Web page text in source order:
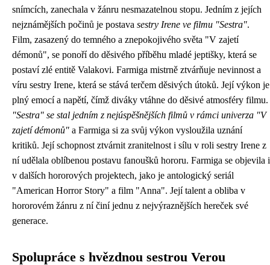
snímcích, zanechala v žánru nesmazatelnou stopu. Jedním z jejích
nejznámějších počinů je postava sestry Irene ve filmu "Sestra".
Film, zasazený do temného a znepokojivého světa "V zajetí
démonů", se ponoří do děsivého příběhu mladé jeptišky, která se
postaví zlé entitě Valakovi. Farmiga mistrně ztvárňuje nevinnost a
víru sestry Irene, která se stává terčem děsivých útoků. Její výkon je
plný emocí a napětí, čímž diváky vtáhne do děsivé atmosféry filmu.
"Sestra" se stal jedním z nejúspěšnějších filmů v rámci univerza "V
zajetí démonů" a Farmiga si za svůj výkon vysloužila uznání
kritiků. Její schopnost ztvárnit zranitelnost i sílu v roli sestry Irene z
ní udělala oblíbenou postavu fanoušků hororu. Farmiga se objevila i
v dalších hororových projektech, jako je antologický seriál
"American Horror Story" a film "Anna". Její talent a obliba v
hororovém žánru z ní činí jednu z nejvýraznějších hereček své
generace.
Spolupráce s hvězdnou sestrou Verou